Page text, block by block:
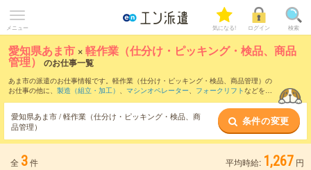
メニュー 気になる! ログイン 検索
愛知県あま市 ×軽作業（仕分け・ピッキング・検品、商品
管理） のお仕事一覧
あま市の派遣のお仕事情報です。軽作業（仕分け・ピッキング・検品、商品管理）の
お仕事の他に、 製造（組立・加工） 、 マシンオペレーター、 フォークリフトなどを取
軽作業（仕分け・ピッキング・検品、商品
管理）のお仕事とは？とは？
愛知県あま市 / 軽作業（仕分け・ピッキング・検品、商
品管理）
条件の変更
全 3件 平均時給: 1,267 円